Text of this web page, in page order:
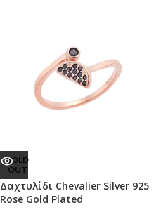
SOLD
OUT
Δαχτυλίδι Chevalier Silver 925
Rose Gold Plated